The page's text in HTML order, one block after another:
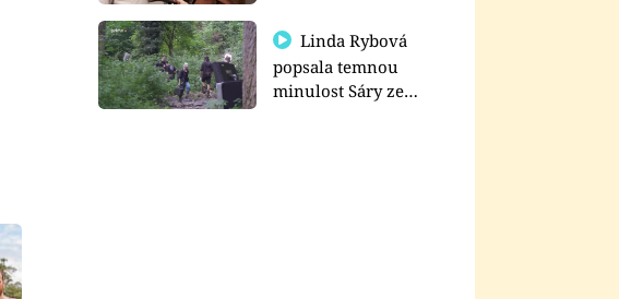
Linda Rybová
popsala temnou
minulost Sáry ze